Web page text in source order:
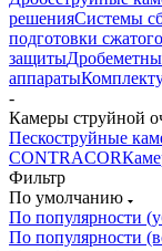
решенияСистемы
подготовки
защиты
аппараты
-
Камеры струйной
Пескоструйные
CONTRACOR
Фильтр
По умолчанию
По популярности
По популярности